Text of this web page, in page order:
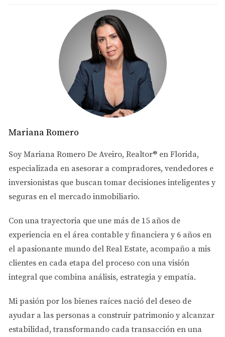
las implicaciones de esta estrategia, así como sus
beneficios fiscales y prácticos. Si estás considerando
invertir en el mercado inmobiliario de Florida, sigue
leyendo; te proporcionaremos toda la información
necesaria para que tomes decisiones informadas.
Implicaciones Legales
Cuando decides comprar una propiedad en Florida a
legales que conlleva. Una LLC es una entidad legal
separada que protege tus activos personales en caso de
litigios o deudas. Esto significa que si tu propiedad
enfrenta problemas legales, tus bienes personales no
estarán en riesgo. Además, al operar a través de una
gestión de la propiedad. Por ejemplo, puedes establecer
reglas específicas sobre cómo se administran los
ingresos y gastos relacionados con la propiedad. Sin
embargo, también hay que considerar que crear y
mantener una LLC implica ciertos costos y requisitos
anual de informes.
Ventajas Fiscales
Mariana Romero
Soy Mariana Romero De Aveiro, Realtor® en Florida,
especializada en asesorar a compradores, vendedores e
inversionistas que buscan tomar decisiones inteligentes y
seguras en el mercado inmobiliario.
Con una trayectoria que une más de 15 años de
experiencia en el área contable y financiera y 6 años en
el apasionante mundo del Real Estate, acompaño a mis
clientes en cada etapa del proceso con una visión
integral que combina análisis, estrategia y empatía.
Mi pasión por los bienes raíces nació del deseo de
ayudar a las personas a construir patrimonio y alcanzar
estabilidad, transformando cada transacción en una